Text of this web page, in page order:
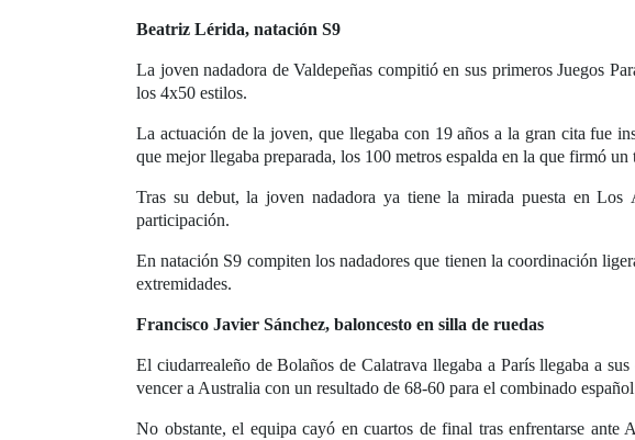
Beatriz Lérida, natación S9
La joven nadadora de Valdepeñas compitió en sus primeros Juegos
los 4x50 estilos.
La actuación de la joven, que llegaba con 19 años a la gran cita fue
que mejor llegaba preparada, los 100 metros espalda en la que firmó
Tras su debut, la joven nadadora ya tiene la mirada puesta en
participación.
En natación S9 compiten los nadadores que tienen la coordinación
extremidades.
Francisco Javier Sánchez, baloncesto en silla de ruedas
El ciudarrealeño de Bolaños de Calatrava llegaba a París llegaba a
vencer a Australia con un resultado de 68-60 para el combinado
No obstante, el equipa cayó en cuartos de final tras enfrentarse